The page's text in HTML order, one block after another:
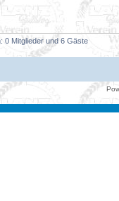
0 Mitglieder und 6 Gäste